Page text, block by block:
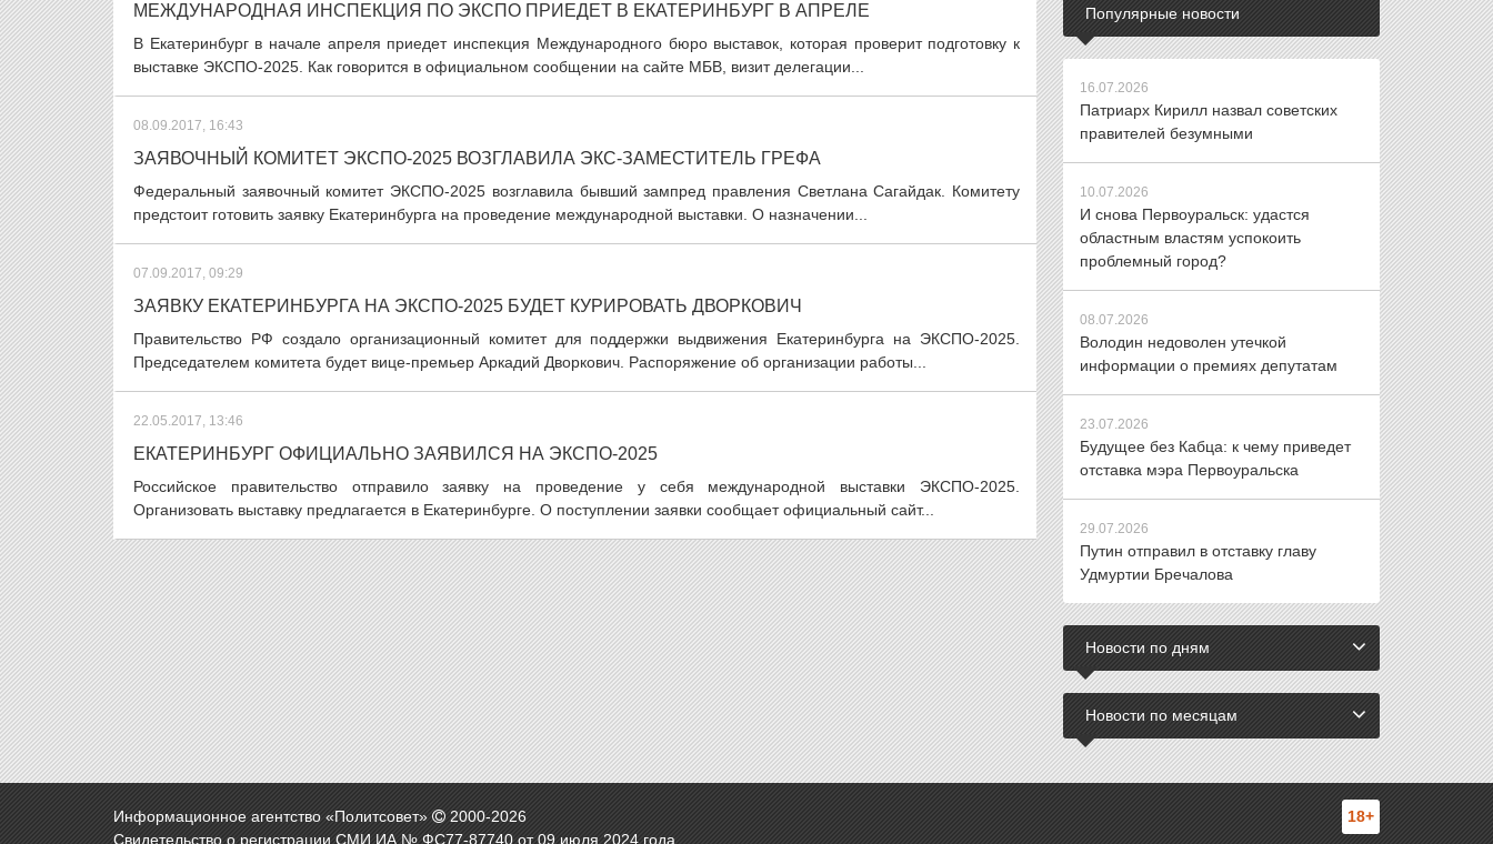
МЕЖДУНАРОДНАЯ ИНСПЕКЦИЯ ПО ЭКСПО ПРИЕДЕТ В ЕКАТЕРИНБУРГ В АПРЕЛЕ
В Екатеринбург в начале апреля приедет инспекция Международного бюро выставок, которая проверит подготовку к
выставке ЭКСПО-2025. Как говорится в официальном сообщении на сайте МБВ, визит делегации...
08.09.2017, 16:43
ЗАЯВОЧНЫЙ КОМИТЕТ ЭКСПО-2025 ВОЗГЛАВИЛА ЭКС-ЗАМЕСТИТЕЛЬ ГРЕФА
Федеральный заявочный комитет ЭКСПО-2025 возглавила бывший зампред правления Светлана Сагайдак. Комитету
предстоит готовить заявку Екатеринбурга на проведение международной выставки. О назначении...
07.09.2017, 09:29
ЗАЯВКУ ЕКАТЕРИНБУРГА НА ЭКСПО-2025 БУДЕТ КУРИРОВАТЬ ДВОРКОВИЧ
Правительство РФ создало организационный комитет для поддержки выдвижения Екатеринбурга на ЭКСПО-2025.
Председателем комитета будет вице-премьер Аркадий Дворкович. Распоряжение об организации работы...
22.05.2017, 13:46
ЕКАТЕРИНБУРГ ОФИЦИАЛЬНО ЗАЯВИЛСЯ НА ЭКСПО-2025
Российское правительство отправило заявку на проведение у себя международной выставки ЭКСПО-2025.
Организовать выставку предлагается в Екатеринбурге. О поступлении заявки сообщает официальный сайт...
Популярные новости
16.07.2026
Патриарх Кирилл назвал советских
правителей безумными
10.07.2026
И снова Первоуральск: удастся
областным властям успокоить
проблемный город?
08.07.2026
Володин недоволен утечкой
информации о премиях депутатам
23.07.2026
Будущее без Кабца: к чему приведет
отставка мэра Первоуральска
29.07.2026
Путин отправил в отставку главу
Удмуртии Бречалова
Новости по дням
Новости по месяцам
Информационное агентство «Политсовет» 2000-2026
Свидетельство о регистрации СМИ ИА № ФС77-87740 от 09 июля 2024 года.
18+